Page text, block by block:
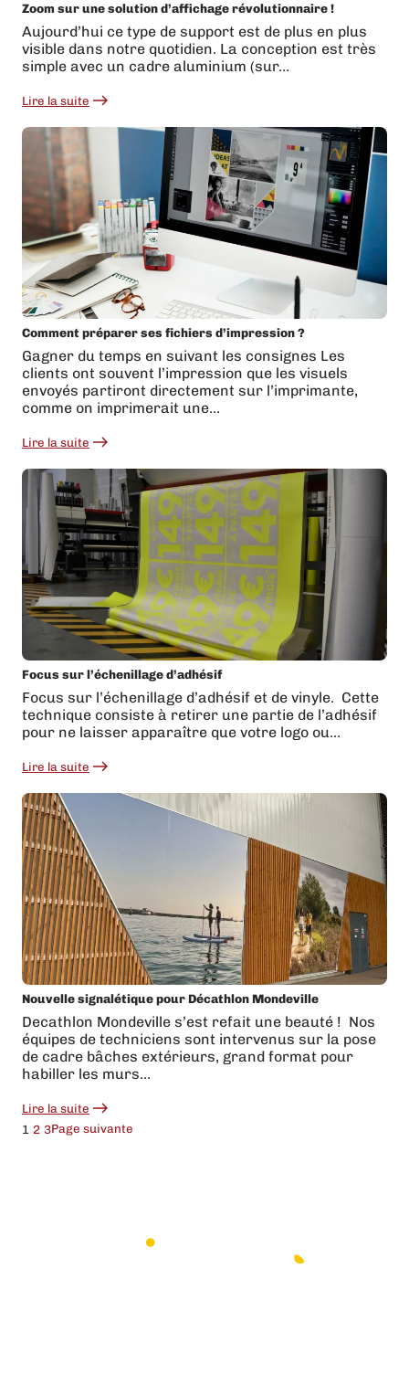
Zoom sur une solution d’affichage révolutionnaire !
Aujourd’hui ce type de support est de plus en plus
visible dans notre quotidien. La conception est très
simple avec un cadre aluminium (sur…
Lire la suite
:
sur
solution
d’affichage
révolutionnaire
!
Comment préparer ses fichiers d’impression ?
Gagner du temps en suivant les consignes Les
clients ont souvent l’impression que les visuels
envoyés partiront directement sur l’imprimante,
comme on imprimerait une…
Lire la suite
:
préparer
ses
fichiers
d’impression
Focus sur l’échenillage d’adhésif
Focus sur l’échenillage d’adhésif et de vinyle. Cette
technique consiste à retirer une partie de l’adhésif
pour ne laisser apparaître que votre logo ou…
Lire la suite
:
sur
l’échenillage
d’adhésif
Nouvelle signalétique pour Décathlon Mondeville
Decathlon Mondeville s’est refait une beauté ! ️ Nos
équipes de techniciens sont intervenus sur la pose
de cadre bâches extérieurs, grand format pour
habiller les murs…
Lire la suite
:
Nouvelle
1 2 3Page suivante